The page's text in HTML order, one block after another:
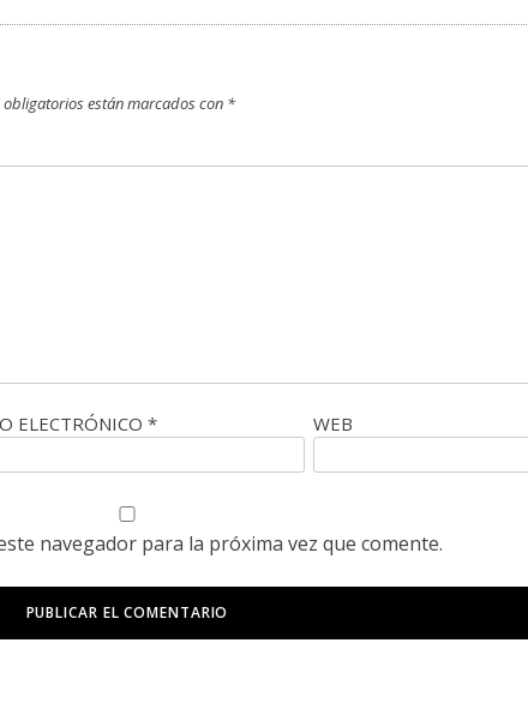
obligatorios están marcados con *
ELECTRÓNICO* WEB
navegador para la próxima vez que comente.